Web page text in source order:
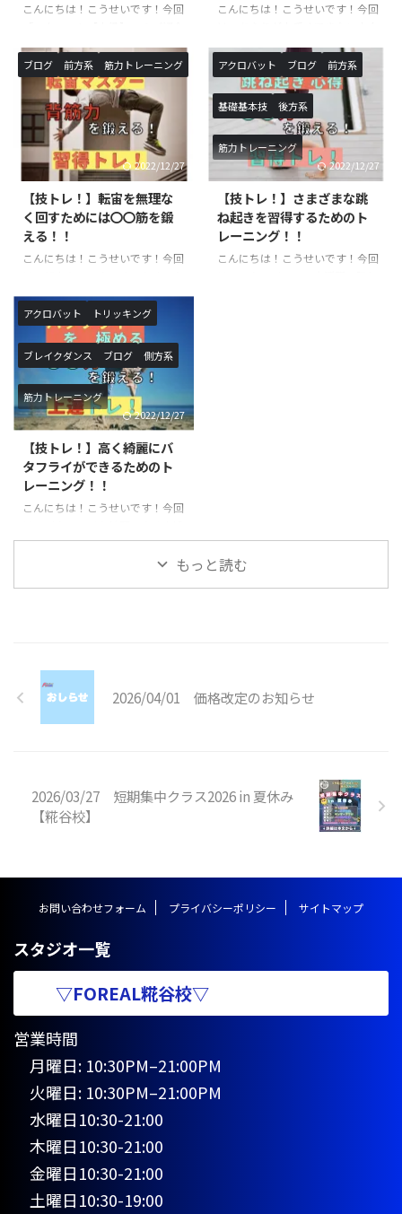
こんにちは！こうせいです！今回
です。以前ご紹介したスクワット
トレーニング中級の続編です！ス
クワットの名前を聞いたことや、
実際に行った事がある方も多いと
思います。本記事では、スクワッ
トにおける意識・正しい方法・上
級程度のレパートリーをご紹介し
ていきます！ スクワットと
と、上半身を垂直に伸ばしたまま
行う膝の屈伸運動です。一日に数
えきれないほど椅子に座ったり・
立ったりを行なっていますが、こ
を使っています。また、足腰を鍛
えるこ ...
こんにちは！こうせいです！今回
けの記事になります。あふりは、
基本技を行うにあたって必要な体
の使い方になります。ロンダート
やバク転などを行う際に必須にな
るので、習得したい方や技の熟練
度を上げたい方は必見の記事にな
ります！ あふりとは？？ あふり
は聞き慣れないワードだと思いま
やロンダートを行う際によく使わ
れます。身体をバネのようにして
着手した手の方向に足を入れ込む
動作のことを言います。ジャンプ
ブログ 前方系 筋力トレーニング
2022/12/27
【技トレ！】転宙を無理な
く回すためには〇〇筋を鍛
える！！
こんにちは！こうせいです！今回
要な筋肉のご紹介と具体的なトレ
ーニング方法に関してです。転宙
は習得するまでに時間がかかる技
になりますので、しっかりトレー
ニングを行った上で練習すること
をお勧めします。必要な筋力が足
りない状態で実践すると怪我につ
ながる恐れもあるので、十分気を
う！ 転宙とは？？ 前方倒立回転
を手を着かずに行います。前宙に
近い感覚で神身なので難度が上が
ります。最近注目されている、パ
用されているのをよく目にします
アクロバット ブログ 前方系
基礎基本技 後方系
筋力トレーニング
2022/12/27
【技トレ！】さまざまな跳
ね起きを習得するためのト
レーニング！！
こんにちは！こうせいです！今回
プリング https://y ...
アクロバット トリッキング
ブレイクダンス ブログ 側方系
筋力トレーニング
2022/12/27
【技トレ！】高く綺麗にバ
タフライができるためのト
レーニング！！
こんにちは！こうせいです！今回
させるための筋力とレーニングに
関してのご紹介です。バタフライ
麗に高くを目指しましょう！！
バタフライってどんな技？ バタ
フライは、分類するとしたら側方
系の技で体操競技やフィギュアス
跳躍します。 形的には側転や ...
もっと読む
2026/04/01 価格改定のお知らせ
2026/03/27 短期集中クラス2026 in 夏休み
【糀谷校】
お問い合わせフォーム プライバシーポリシー サイトマップ
スタジオ一覧
▽FOREAL糀谷校▽
営業時間
月曜日: 10:30PM–21:00PM
火曜日: 10:30PM–21:00PM
水曜日10:30-21:00
木曜日10:30-21:00
金曜日10:30-21:00
土曜日10:30-19:00